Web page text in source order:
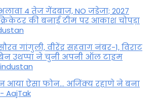
4 तेज गेंदबाज, NO जडेजा; 2027
की बनाई टीम पर आकाश चोपड़ा
गांगुली, वीरेंद्र सहवाग नंबर-1, विराट
उथप्पा ने चुनी अपनी ऑल टाइम
आया ऐसा फोन... अजिंक्य रहाणे ने बना
AajTak